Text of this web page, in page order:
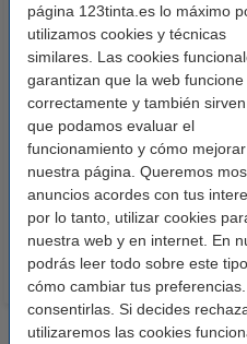
página 123tinta.es lo máximo
utilizamos cookies y técnicas
similares. Las cookies
garantizan que la web funcione
correctamente y también
que podamos evaluar el
funcionamiento y cómo mejorar
nuestra página. Queremos
anuncios acordes con tus
por lo tanto, utilizar cookies
nuestra web y en internet. En
podrás leer todo sobre este
cómo cambiar tus
consentirlas. Si decides
utilizaremos las cookies
123tinta Papel fotográfico
Premium Glossy brillo alto | 10 x
15 cm | 260g | 100 hojas
10,50 € Incl. 21% IVA